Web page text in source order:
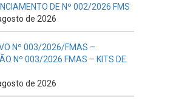
DE Nº 002/2026 FMS
de 2026
Nº 003/2026/FMAS –
Nº 003/2026 FMAS – KITS DE
de 2026